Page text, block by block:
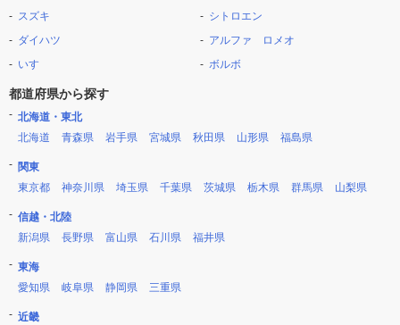
スズキ
ダイハツ
いすゞ
シトロエン
アルファ ロメオ
ボルボ
都道府県から探す
北海道・東北
北海道
青森県 岩手県 宮城県 秋田県 山形県 福島県
関東
東京都
神奈川県 埼玉県 千葉県 茨城県 栃木県 群馬県 山梨県
信越・北陸
新潟県
長野県 富山県 石川県 福井県
東海
愛知県
岐阜県 静岡県 三重県
近畿